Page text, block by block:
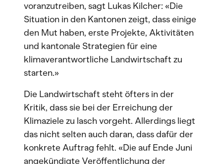
voranzutreiben, sagt Lukas Kilcher: «Die
Situation in den Kantonen zeigt, dass einige
den Mut haben, erste Projekte, Aktivitäten
und kantonale Strategien für eine
klimaverantwortliche Landwirtschaft zu
starten.»
Die Landwirtschaft steht öfters in der
Kritik, dass sie bei der Erreichung der
Klimaziele zu lasch vorgeht. Allerdings liegt
das nicht selten auch daran, dass dafür der
konkrete Auftrag fehlt. «Die auf Ende Juni
angekündigte Veröffentlichung der